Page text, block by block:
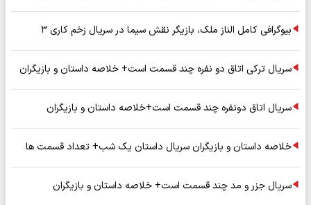
بیوگرافی کامل الناز ملک، بازیگر نقش سیما در سریال زخم کاری ۳
سریال ترکی اتاق دو نفره چند قسمت است+ خلاصه داستان و بازیگران
سریال اتاق دونفره چند قسمت است+خلاصه داستان و بازیگران
خلاصه داستان و بازیگران سریال داستان یک شب+ تعداد قسمت ها
سریال جزر و مد چند قسمت است+ خلاصه داستان و بازیگران